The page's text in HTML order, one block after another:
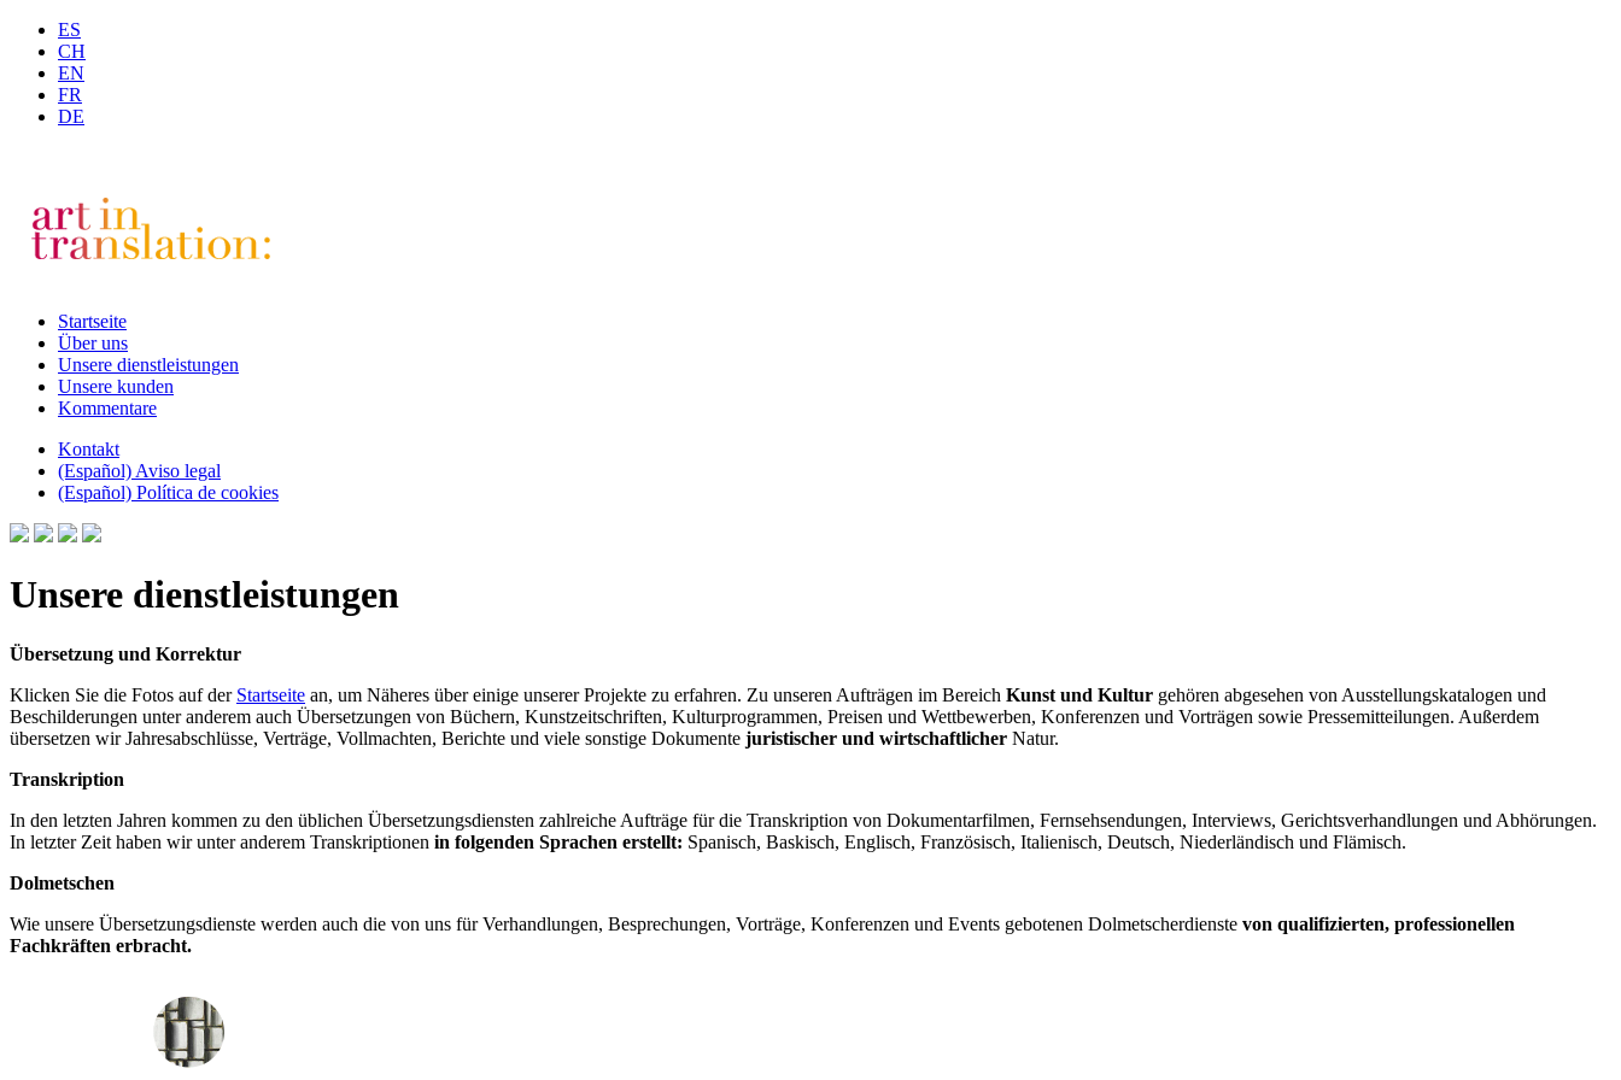
ES
CH
EN
FR
DE
Startseite
Über uns
Unsere dienstleistungen
Unsere kunden
Kommentare
Kontakt
(Español) Aviso legal
(Español) Política de cookies
Unsere dienstleistungen
Übersetzung und Korrektur
Klicken Sie die Fotos auf der Startseite an, um Näheres über einige unserer Projekte zu erfahren. Zu unseren Aufträgen im Bereich Kunst und Kultur gehören abgesehen von Ausstellungskatalogen und
Beschilderungen unter anderem auch Übersetzungen von Büchern, Kunstzeitschriften, Kulturprogrammen, Preisen und Wettbewerben, Konferenzen und Vorträgen sowie Pressemitteilungen. Außerdem
übersetzen wir Jahresabschlüsse, Verträge, Vollmachten, Berichte und viele sonstige Dokumente juristischer und wirtschaftlicher Natur.
Transkription
In den letzten Jahren kommen zu den üblichen Übersetzungsdiensten zahlreiche Aufträge für die Transkription von Dokumentarfilmen, Fernsehsendungen, Interviews, Gerichtsverhandlungen und Abhörungen.
In letzter Zeit haben wir unter anderem Transkriptionen in folgenden Sprachen erstellt: Spanisch, Baskisch, Englisch, Französisch, Italienisch, Deutsch, Niederländisch und Flämisch.
Dolmetschen
Wie unsere Übersetzungsdienste werden auch die von uns für Verhandlungen, Besprechungen, Vorträge, Konferenzen und Events gebotenen Dolmetscherdienste von qualifizierten, professionellen
Fachkräften erbracht.